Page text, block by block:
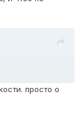
просто о